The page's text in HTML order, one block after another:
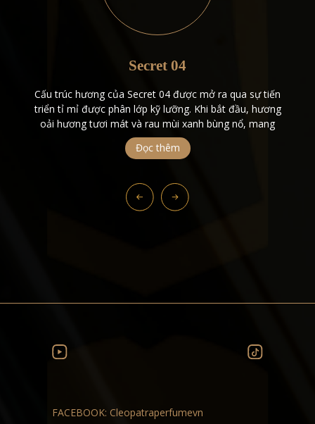
Secret 04
Cấu trúc hương của Secret 04 được mở ra qua sự tiến
triển tỉ mỉ được phân lớp kỹ lưỡng. Khi bắt đầu, hương
oải hương tươi mát và rau mùi xanh bùng nổ, mang
đến một sự bùng nổ tươi mát, tràn đầy năng lượng
ngay lập tức thu hút sự chú ý. Khi […]
Đọc thêm
FACEBOOK: Cleopatraperfumevn